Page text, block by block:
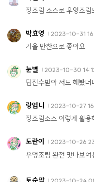
장조림 소스로 우엉조
박효영 2023-10-31
가을 반찬으로 좋아요
눈별 2023-10-30
팁전수받아 저도 해봤
랑엄니 2023-10-27
장조림소스 이렇게 활
도란이 2023-10-26
우엉조림 완전 맛나보